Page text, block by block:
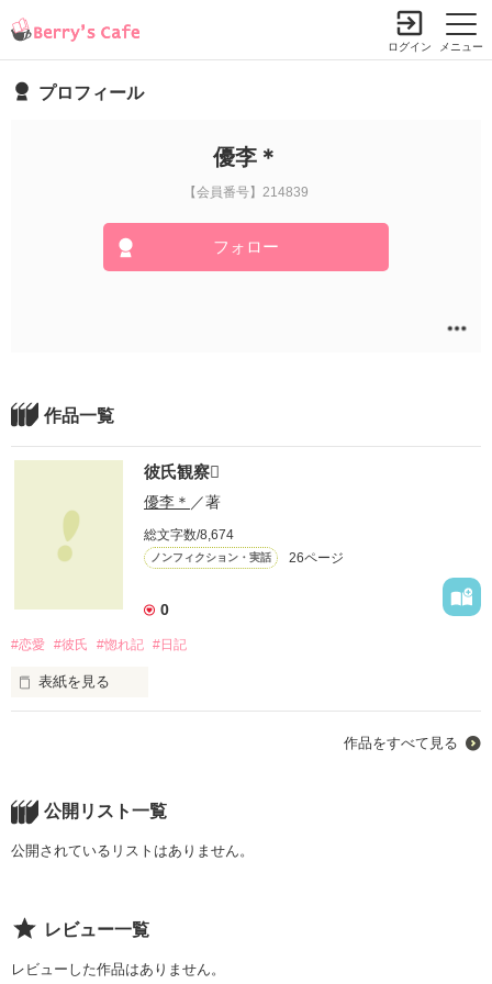
メニュー
ログイン
プロフィール
優李＊
【会員番号】214839
フォロー
作品一覧
彼氏観察
優李＊ ／著
総文字数/8,674
ノンフィクション・実話 26ページ
0
#恋愛 #彼氏 #惚れ記 #日記
表紙を見る
様子をかいちゃ
おｰと思いま!
中傷×わいりま
作品をすべて見る
公開リスト一覧
公開されているリストはありません。
レビュー一覧
レビューした作品はありません。